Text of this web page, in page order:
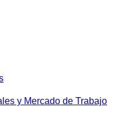
y Mercado de Trabajo